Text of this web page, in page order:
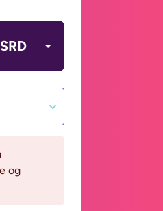
SRD
og